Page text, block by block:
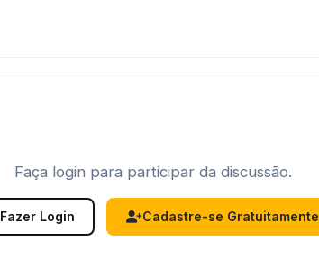
Faça login para participar da discussão.
Fazer Login Cadastre-se Gratuitamente